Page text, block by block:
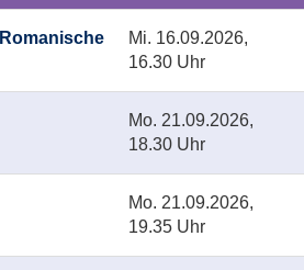
Mi. 16.09.2026,
16.30 Uhr
Mo. 21.09.2026,
18.30 Uhr
Mo. 21.09.2026,
19.35 Uhr